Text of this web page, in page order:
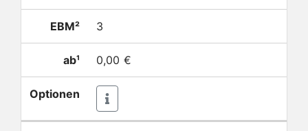
EBM² 3
ab¹ 0,00 €
Optionen